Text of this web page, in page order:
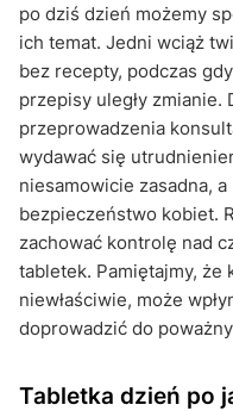
po dziś dzień możemy
ich temat. Jedni wciąż
bez recepty, podczas
przepisy uległy zmianie.
przeprowadzenia
wydawać się
niesamowicie zasadna,
bezpieczeństwo kobiet.
zachować kontrolę nad
tabletek. Pamiętajmy, że
niewłaściwie, może
doprowadzić do
Tabletka dzień po